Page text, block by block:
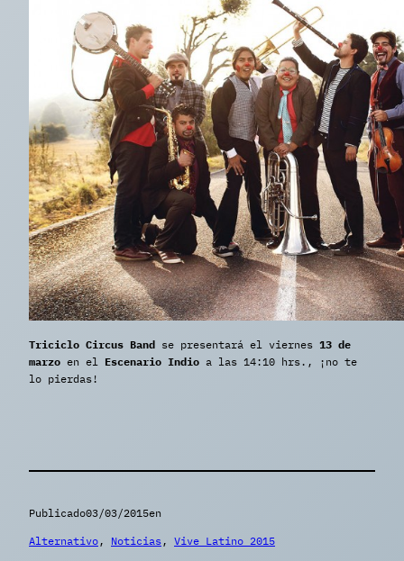
Triciclo Circus Band se presentará el viernes 13 de
marzo en el Escenario Indio a las 14:10 hrs., ¡no te
lo pierdas!
Publicado03/03/2015en
Alternativo, Noticias, Vive Latino 2015